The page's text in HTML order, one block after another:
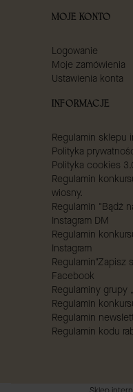
MOJE KONTO
Logowanie
Moje zamówienia
Ustawienia konta
INFORMACJE
Regulamin sklepu
Polityka
Polityka cookies
Regulamin
wiosny.
Regulamin "Bądź
Instagram DM
Regulamin
Instagram
Regulamin"Zapisz
Facebook
Regulaminy grupy
Regulamin
Regulamin
Regulamin kodu